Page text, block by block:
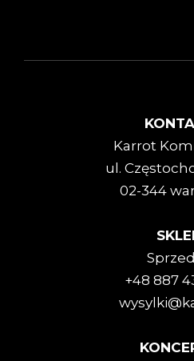
Karrot
ul.
02-344
+48 887